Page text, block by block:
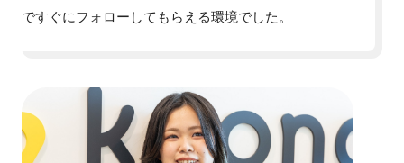
ですぐにフォローしてもらえる環境でした。